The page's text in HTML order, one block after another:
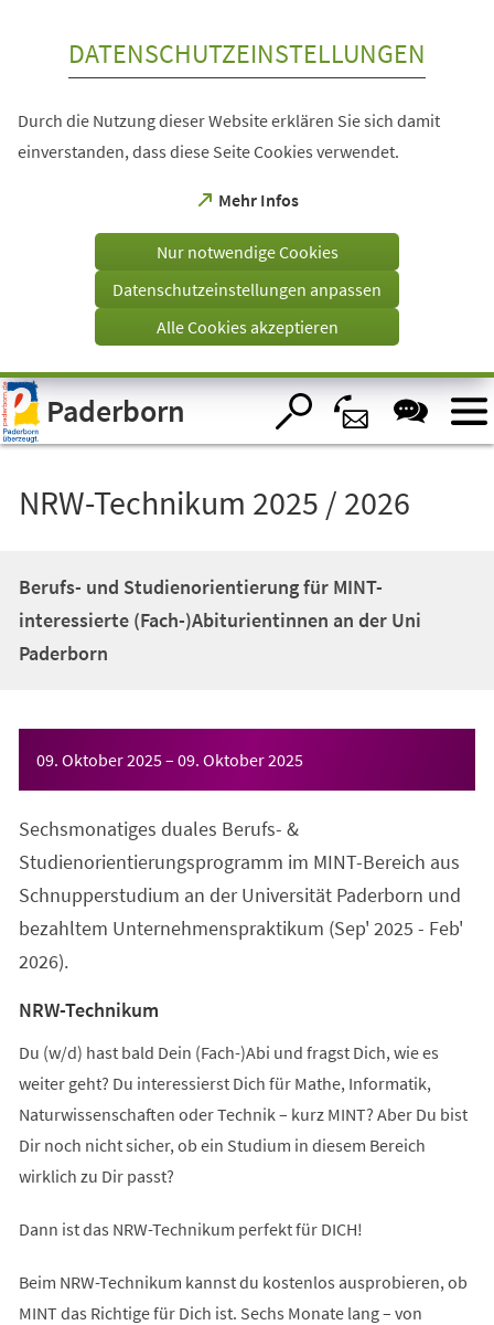
Visuelle
Assistenzsoftware
öffnen.
DATENSCHUTZEINSTELLUNGEN
Durch die Nutzung dieser Website erklären Sie sich damit
einverstanden, dass diese Seite Cookies verwendet.
Mehr Infos
(Öffnet
einem
Tab)
Nur notwendige Cookies
Datenschutzeinstellungen anpassen
Alle Cookies akzeptieren
Paderborn
NRW-Technikum 2025 / 2026
Berufs- und Studienorientierung für MINT-
interessierte (Fach-)Abiturientinnen an der Uni
Paderborn
09. Oktober 2025– 09. Oktober 2025
Sechsmonatiges duales Berufs- &
Studienorientierungsprogramm im MINT-Bereich aus
Schnupperstudium an der Universität Paderborn und
bezahltem Unternehmenspraktikum (Sep' 2025 - Feb'
2026).
NRW-Technikum
Du (w/d) hast bald Dein (Fach-)Abi und fragst Dich, wie es
weiter geht? Du interessierst Dich für Mathe, Informatik,
Naturwissenschaften oder Technik – kurz MINT? Aber Du bist
Dir noch nicht sicher, ob ein Studium in diesem Bereich
wirklich zu Dir passt?
Dann ist das NRW-Technikum perfekt für DICH!
Beim NRW-Technikum kannst du kostenlos ausprobieren, ob
MINT das Richtige für Dich ist. Sechs Monate lang – von